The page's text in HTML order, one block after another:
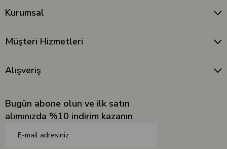
Kurumsal
Müşteri Hizmetleri
Alışveriş
Bugün abone olun ve ilk satın
alımınızda %10 indirim kazanın